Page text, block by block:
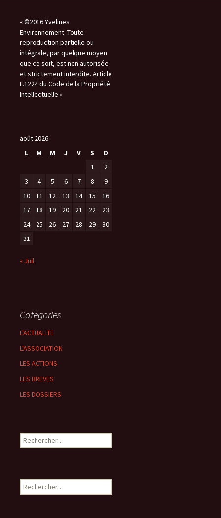
« ©2016 Yvelines
Environnement. Toute
reproduction partielle ou
intégrale, par quelque moyen
que ce soit, est non autorisée
et strictement interdite. Article
L.1224 du Code de la Propriété
Intellectuelle »
août 2026
L
M M J V S
D
1
2
3
4 5 6 7 8
9
10
11 12 13 14 15
16
17
18 19 20 21 22
23
24
25 26 27 28 29
30
31
« Juil
Catégories
L'ACTUALITE
L'ASSOCIATION
LES ACTIONS
LES BREVES
LES DOSSIERS
Rechercher :
Rechercher :